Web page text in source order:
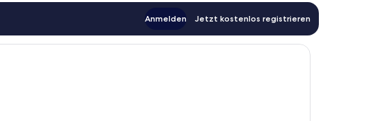
Anmelden Jetzt kostenlos registrieren